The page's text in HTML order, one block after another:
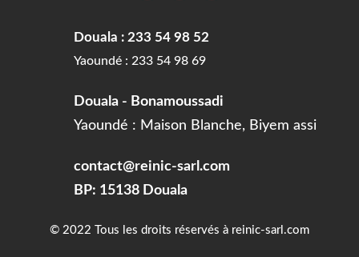
Douala : 233 54 98 52
Yaoundé : 233 54 98 69
Douala - Bonamoussadi
Yaoundé : Maison Blanche, Biyem assi
contact@reinic-sarl.com
BP: 15138 Douala
© 2022 Tous les droits réservés à reinic-sarl.com